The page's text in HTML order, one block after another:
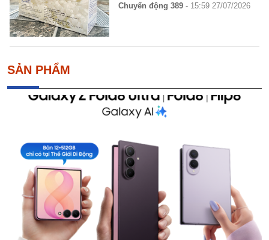
Chuyển động 389 - 15:59 27/07/2026
SẢN PHẨM